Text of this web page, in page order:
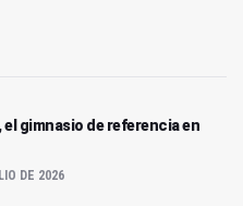
el gimnasio de referencia en
DE 2026